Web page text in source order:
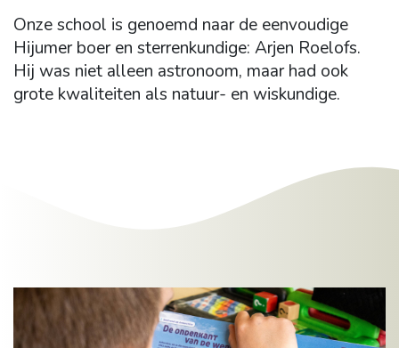
Onze school is genoemd naar de eenvoudige
Hijumer boer en sterrenkundige: Arjen Roelofs.
Hij was niet alleen astronoom, maar had ook
grote kwaliteiten als natuur- en wiskundige.